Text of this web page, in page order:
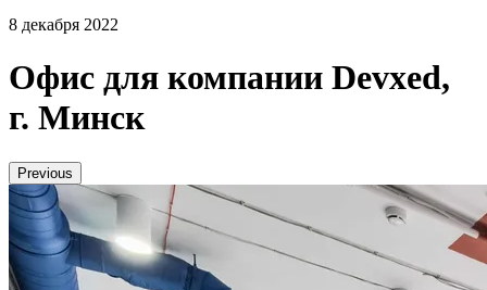
8 декабря 2022
Офис для компании Devxed,
г. Минск
Previous